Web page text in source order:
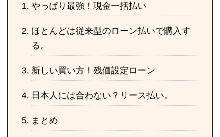
やっぱり最強！現金一括払い
ほとんどは従来型のローン払いで購入す
る。
新しい買い方！残価設定ローン
日本人には合わない？リース払い。
まとめ